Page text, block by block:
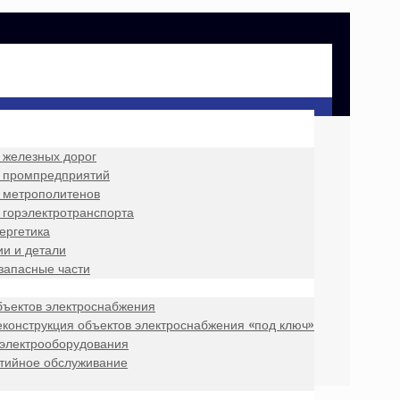
дорог
и детали
части
электроснабжения
объектов электроснабжения «под ключ»
обслуживание